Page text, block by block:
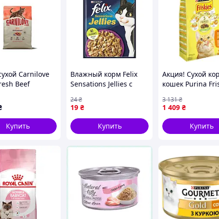
Carnilove
Beef
2 кг
Купить
Влажный корм Felix
Sensations Jellies с
желе для взрослых
кошек 85 г
19 ₴
24₴
Купить
Акция! Сухой
кошек Purina
кг
лучшей цене!
1 409 ₴
3 131₴
Купить